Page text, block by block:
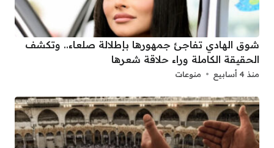
شوق الهادي تفاجئ جمهورها بإطلالة صلعاء.. وتكشف
الحقيقة الكاملة وراء حلاقة شعرها
منذ 4 أسابيع منوعات